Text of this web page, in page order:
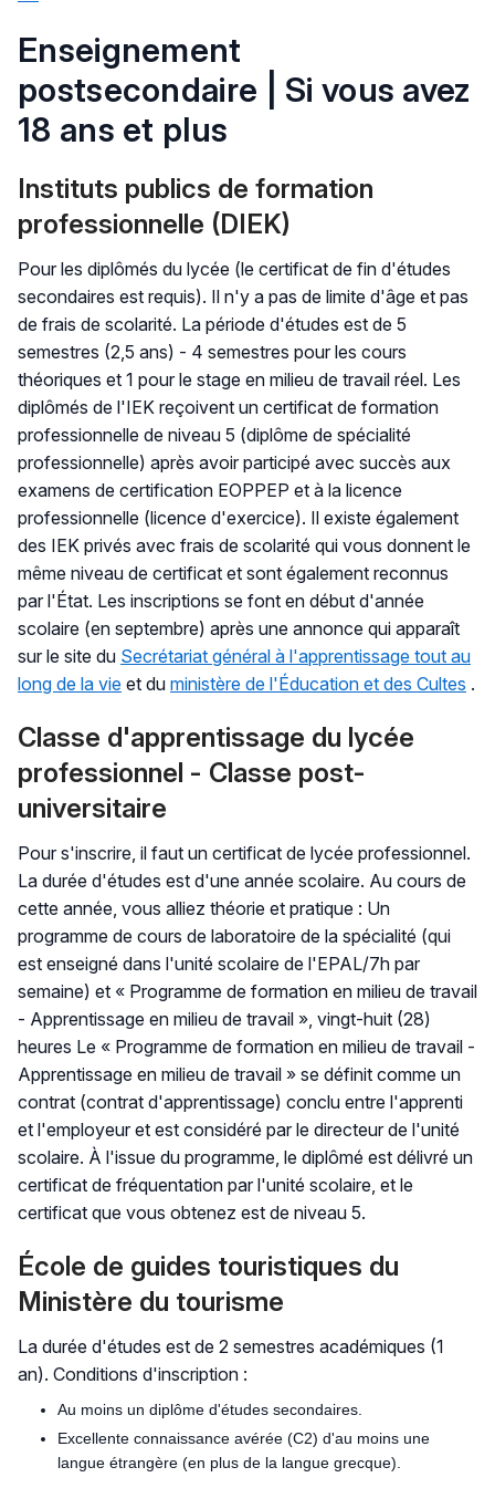
Enseignement
postsecondaire | Si vous avez
18 ans et plus
Instituts publics de formation
professionnelle (DIEK)
Pour les diplômés du lycée (le certificat de fin d'études
secondaires est requis). Il n'y a pas de limite d'âge et pas
de frais de scolarité. La période d'études est de 5
semestres (2,5 ans) - 4 semestres pour les cours
théoriques et 1 pour le stage en milieu de travail réel. Les
diplômés de l'IEK reçoivent un certificat de formation
professionnelle de niveau 5 (diplôme de spécialité
professionnelle) après avoir participé avec succès aux
examens de certification EOPPEP et à la licence
professionnelle (licence d'exercice). Il existe également
des IEK privés avec frais de scolarité qui vous donnent le
même niveau de certificat et sont également reconnus
par l'État. Les inscriptions se font en début d'année
scolaire (en septembre) après une annonce qui apparaît
sur le site du Secrétariat général à l'apprentissage tout au
long de la vie et du ministère de l'Éducation et des Cultes .
Classe d'apprentissage du lycée
professionnel - Classe post-
universitaire
Pour s'inscrire, il faut un certificat de lycée professionnel.
La durée d'études est d'une année scolaire. Au cours de
cette année, vous alliez théorie et pratique : Un
programme de cours de laboratoire de la spécialité (qui
est enseigné dans l'unité scolaire de l'EPAL/7h par
semaine) et « Programme de formation en milieu de travail
- Apprentissage en milieu de travail », vingt-huit (28)
heures Le « Programme de formation en milieu de travail -
Apprentissage en milieu de travail » se définit comme un
contrat (contrat d'apprentissage) conclu entre l'apprenti
et l'employeur et est considéré par le directeur de l'unité
scolaire. À l'issue du programme, le diplômé est délivré un
certificat de fréquentation par l'unité scolaire, et le
certificat que vous obtenez est de niveau 5.
École de guides touristiques du
Ministère du tourisme
La durée d'études est de 2 semestres académiques (1
an). Conditions d'inscription :
Au moins un diplôme d'études secondaires.
Excellente connaissance avérée (C2) d'au moins une
langue étrangère (en plus de la langue grecque).